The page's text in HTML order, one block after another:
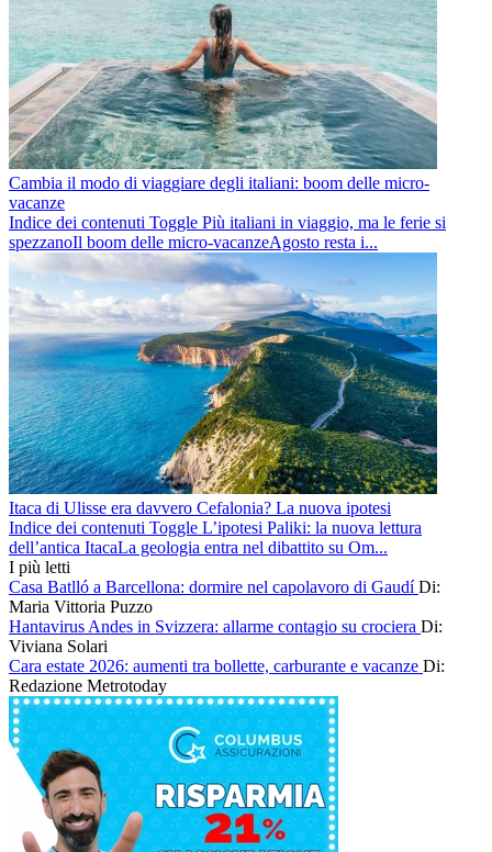
Cambia il modo di viaggiare degli italiani: boom delle micro-
vacanze
Indice dei contenuti Toggle Più italiani in viaggio, ma le ferie si
spezzanoIl boom delle micro-vacanzeAgosto resta i...
Itaca di Ulisse era davvero Cefalonia? La nuova ipotesi
Indice dei contenuti Toggle L’ipotesi Paliki: la nuova lettura
dell’antica ItacaLa geologia entra nel dibattito su Om...
I più letti
Casa Batlló a Barcellona: dormire nel capolavoro di GaudíDi:
Maria Vittoria Puzzo
Hantavirus Andes in Svizzera: allarme contagio su crociera Di:
Viviana Solari
Cara estate 2026: aumenti tra bollette, carburante e vacanze Di:
Redazione Metrotoday